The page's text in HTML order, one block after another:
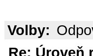
Volby:
Re: Úroveň